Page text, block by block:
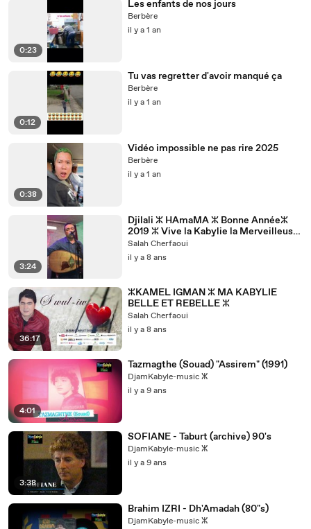
0:23
Les enfants de nos jours
Berbère
il y a 1 an
0:12
Tu vas regretter d'avoir manqué ça
Berbère
il y a 1 an
0:38
Vidéo impossible ne pas rire 2025
Berbère
il y a 1 an
3:24
Djilali ⵣ HAmaMA ⵣ Bonne Annéeⵣ
2019 ⵣ Vive la Kabylie la Merveilleuse
ⵣ
Salah Cherfaoui
il y a 8 ans
36:17
ⵣKAMEL IGMAN ⵣ MA KABYLIE
BELLE ET REBELLE ⵣ
Salah Cherfaoui
il y a 8 ans
4:01
Tazmagthe (Souad) "Assirem" (1991)
DjamKabyle-music ⵣ
il y a 9 ans
3:38
SOFIANE - Taburt (archive) 90's
DjamKabyle-music ⵣ
il y a 9 ans
Brahim IZRI - Dh'Amadah (80"s)
DjamKabyle-music ⵣ